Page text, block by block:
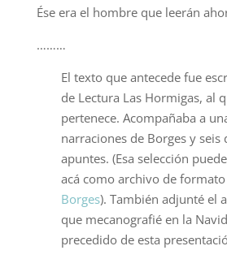
Ése era el hombre que leerán
………
El texto que antecede fue
de Lectura Las Hormigas, al
pertenece. Acompañaba a
narraciones de Borges y seis
apuntes. (Esa selección
acá como archivo de
Borges). También adjunté el
que mecanografié en la
precedido de esta